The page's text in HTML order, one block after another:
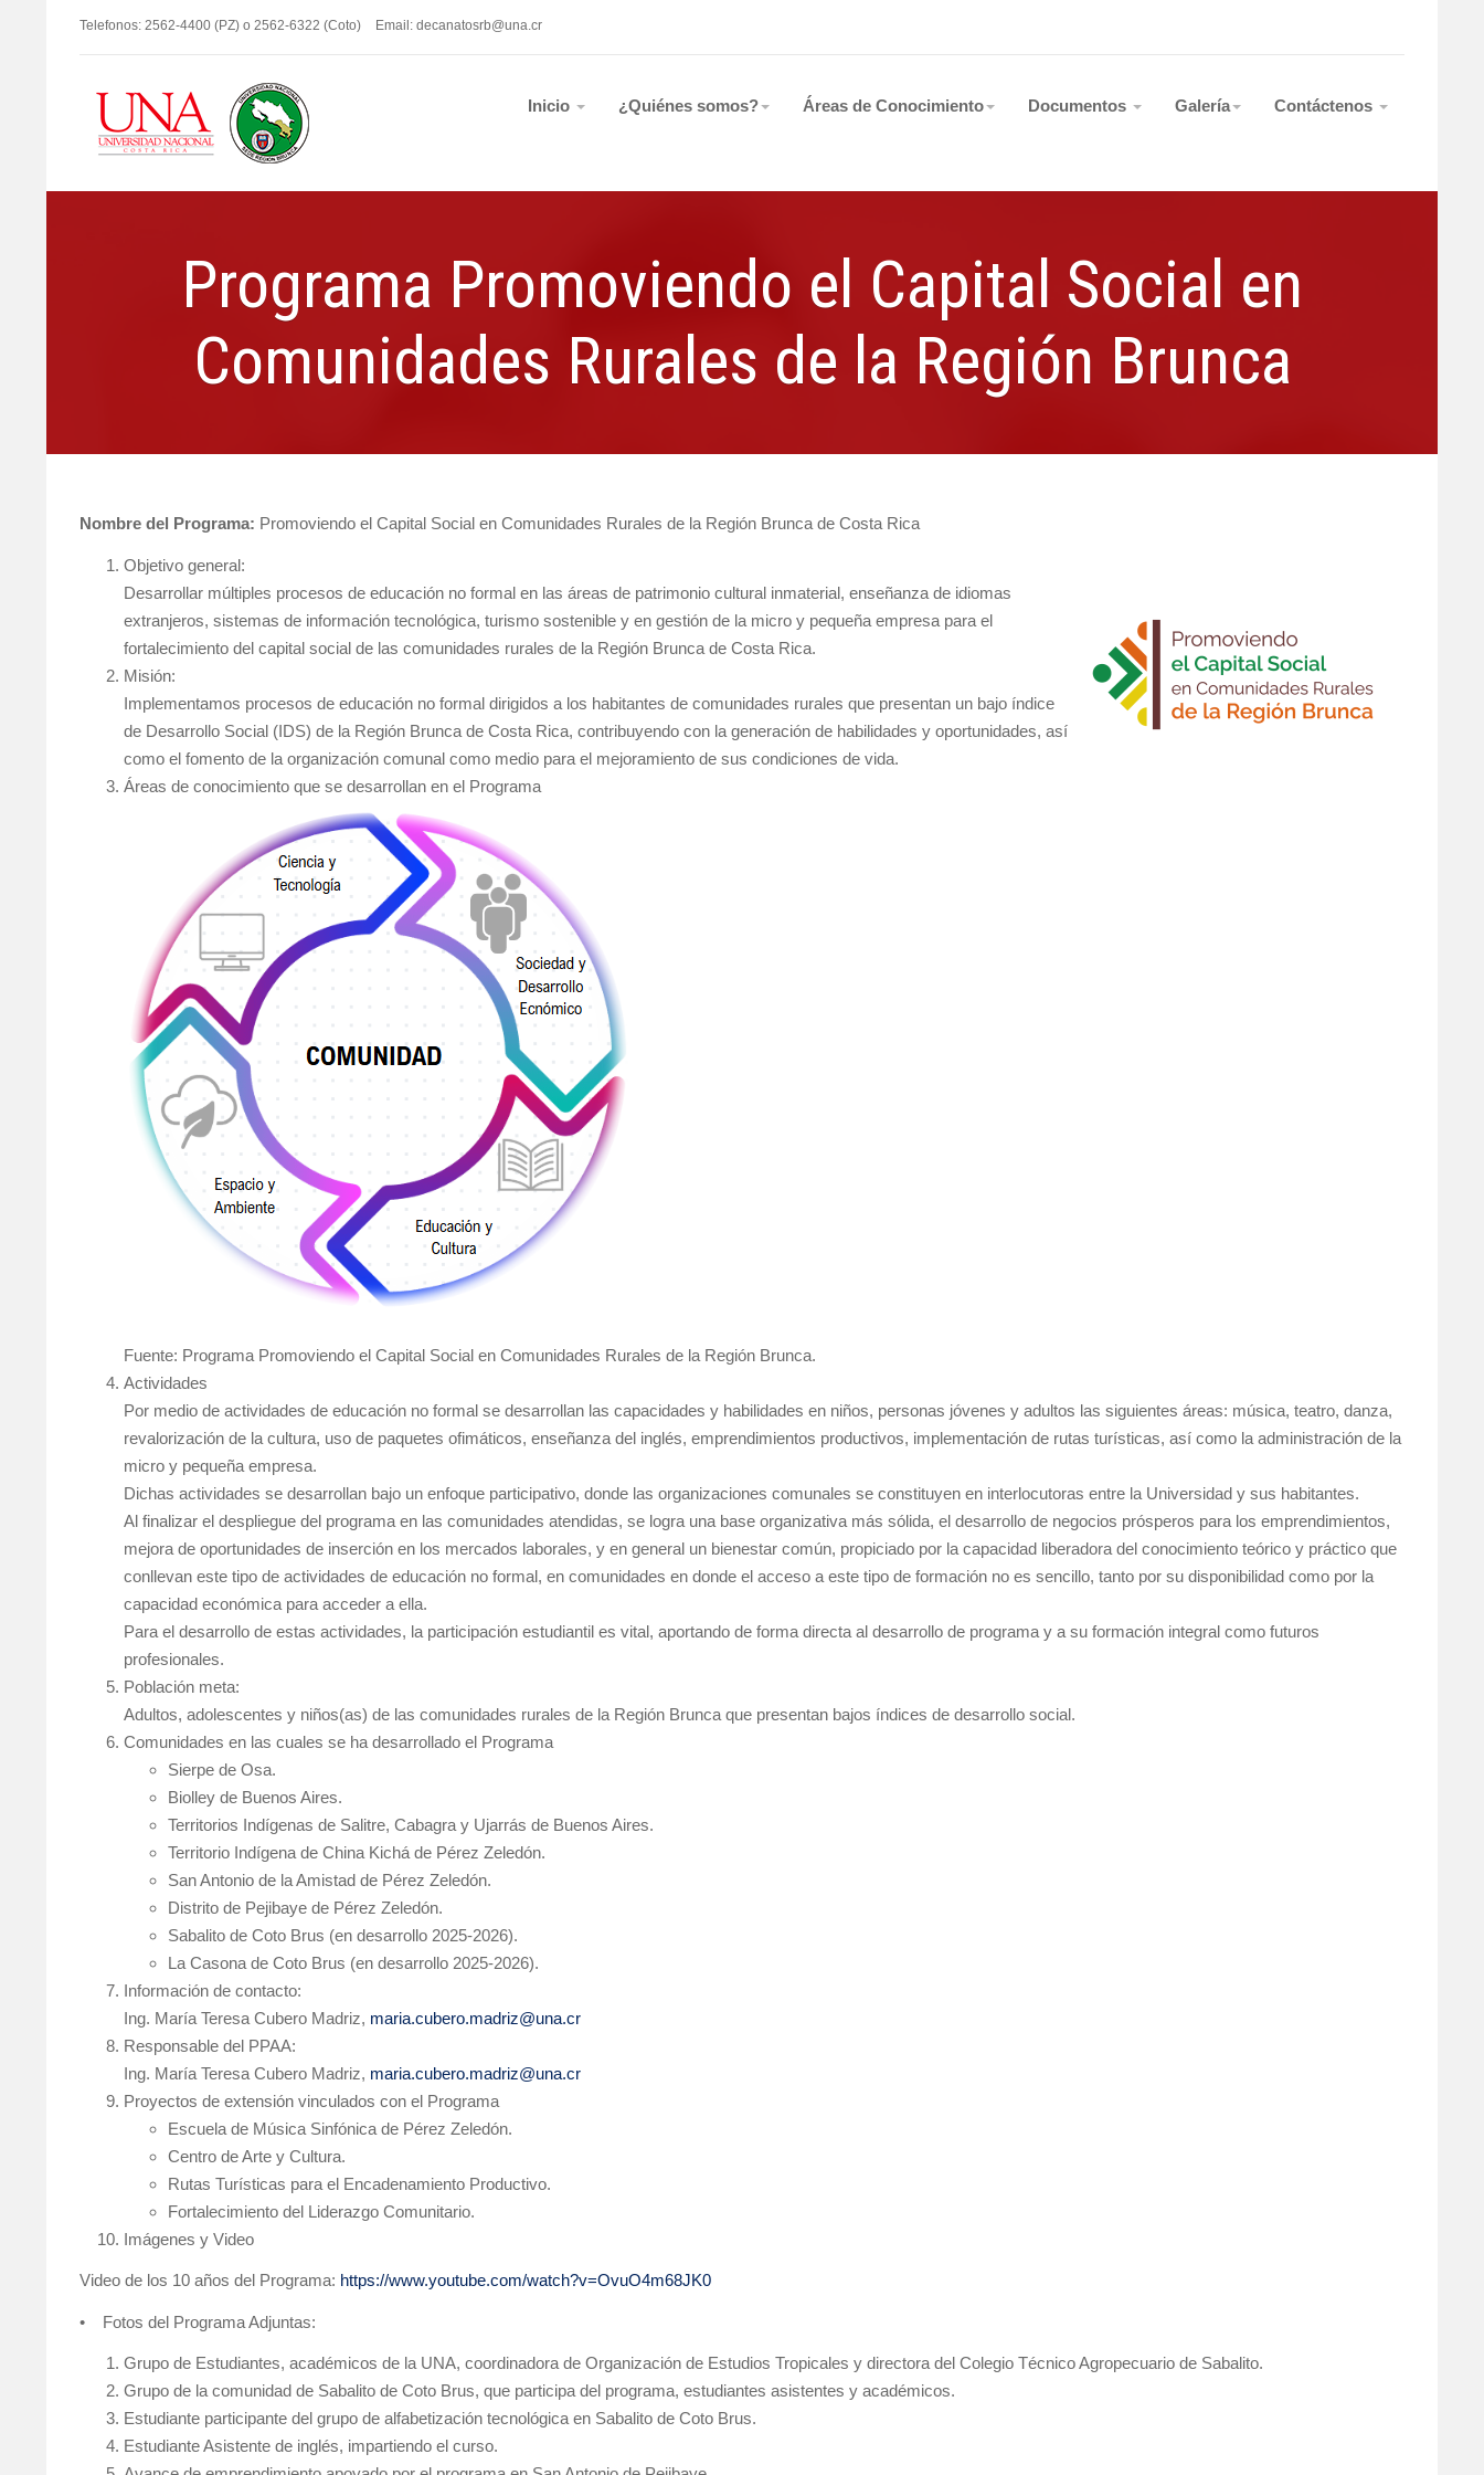
Telefonos: 2562-4400 (PZ) o 2562-6322 (Coto) Email: decanatosrb@una.cr
Inicio ¿Quiénes somos? Áreas de Conocimiento Documentos Galería Contáctenos
Programa Promoviendo el Capital Social en
Comunidades Rurales de la Región Brunca
Nombre del Programa: Promoviendo el Capital Social en Comunidades Rurales de la Región Brunca de Costa Rica
Objetivo general:
Desarrollar múltiples procesos de educación no formal en las áreas de patrimonio cultural inmaterial, enseñanza de idiomas
extranjeros, sistemas de información tecnológica, turismo sostenible y en gestión de la micro y pequeña empresa para el
fortalecimiento del capital social de las comunidades rurales de la Región Brunca de Costa Rica.
Misión:
Implementamos procesos de educación no formal dirigidos a los habitantes de comunidades rurales que presentan un bajo índice
de Desarrollo Social (IDS) de la Región Brunca de Costa Rica, contribuyendo con la generación de habilidades y oportunidades, así
como el fomento de la organización comunal como medio para el mejoramiento de sus condiciones de vida.
Áreas de conocimiento que se desarrollan en el Programa
Fuente: Programa Promoviendo el Capital Social en Comunidades Rurales de la Región Brunca.
Actividades
Por medio de actividades de educación no formal se desarrollan las capacidades y habilidades en niños, personas jóvenes y adultos las siguientes áreas: música, teatro, danza,
revalorización de la cultura, uso de paquetes ofimáticos, enseñanza del inglés, emprendimientos productivos, implementación de rutas turísticas, así como la administración de la
micro y pequeña empresa.
Dichas actividades se desarrollan bajo un enfoque participativo, donde las organizaciones comunales se constituyen en interlocutoras entre la Universidad y sus habitantes.
Al finalizar el despliegue del programa en las comunidades atendidas, se logra una base organizativa más sólida, el desarrollo de negocios prósperos para los emprendimientos,
mejora de oportunidades de inserción en los mercados laborales, y en general un bienestar común, propiciado por la capacidad liberadora del conocimiento teórico y práctico que
conllevan este tipo de actividades de educación no formal, en comunidades en donde el acceso a este tipo de formación no es sencillo, tanto por su disponibilidad como por la
capacidad económica para acceder a ella.
Para el desarrollo de estas actividades, la participación estudiantil es vital, aportando de forma directa al desarrollo de programa y a su formación integral como futuros
profesionales.
Población meta:
Adultos, adolescentes y niños(as) de las comunidades rurales de la Región Brunca que presentan bajos índices de desarrollo social.
Comunidades en las cuales se ha desarrollado el Programa
Sierpe de Osa.
Biolley de Buenos Aires.
Territorios Indígenas de Salitre, Cabagra y Ujarrás de Buenos Aires.
Territorio Indígena de China Kichá de Pérez Zeledón.
San Antonio de la Amistad de Pérez Zeledón.
Distrito de Pejibaye de Pérez Zeledón.
Sabalito de Coto Brus (en desarrollo 2025-2026).
La Casona de Coto Brus (en desarrollo 2025-2026).
Información de contacto:
Ing. María Teresa Cubero Madriz, maria.cubero.madriz@una.cr
Responsable del PPAA:
Ing. María Teresa Cubero Madriz, maria.cubero.madriz@una.cr
Proyectos de extensión vinculados con el Programa
Escuela de Música Sinfónica de Pérez Zeledón.
Centro de Arte y Cultura.
Rutas Turísticas para el Encadenamiento Productivo.
Fortalecimiento del Liderazgo Comunitario.
Imágenes y Video
Video de los 10 años del Programa: https://www.youtube.com/watch?v=OvuO4m68JK0
• Fotos del Programa Adjuntas:
Grupo de Estudiantes, académicos de la UNA, coordinadora de Organización de Estudios Tropicales y directora del Colegio Técnico Agropecuario de Sabalito.
Grupo de la comunidad de Sabalito de Coto Brus, que participa del programa, estudiantes asistentes y académicos.
Estudiante participante del grupo de alfabetización tecnológica en Sabalito de Coto Brus.
Estudiante Asistente de inglés, impartiendo el curso.